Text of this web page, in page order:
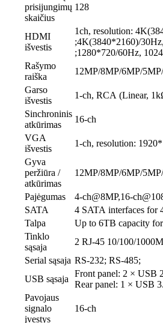
prisijungimų
skaičius
128
HDMI
išvestis
1ch, resolution:
;4K(3840*2160)/
;1280*720/60Hz,
Rašymo
raiška
12MP/8MP/6MP/
Garso
išvestis
1-ch, RCA (Linear,
Sinchroninis
atkūrimas
16-ch
VGA
išvestis
1-ch, resolution:
Gyva
peržiūra /
atkūrimas
12MP/8MP/6MP/
Pajėgumas
4-ch@8MP,16-
SATA
4 SATA interfaces for
Talpa
Up to 6TB capacity
Tinklo
sąsaja
2 RJ-45 10/100/
Serial sąsaja RS-232; RS-485;
USB sąsaja
Front panel: 2 × USB
Rear panel: 1 × USB
Pavojaus
signalo
įvestys
16-ch